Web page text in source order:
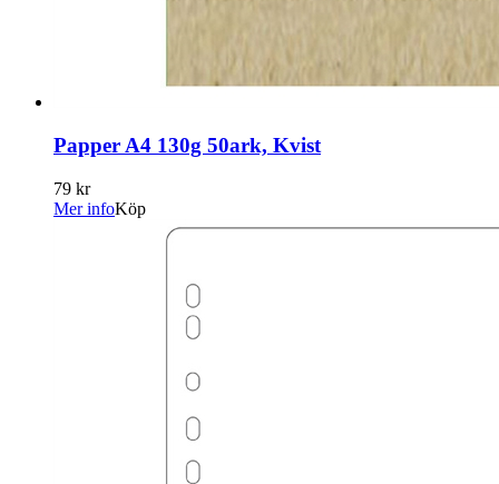
Papper A4 130g 50ark, Kvist
79 kr
Mer infoKöp